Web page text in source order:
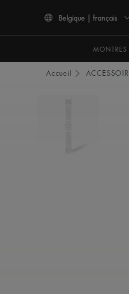
Belgique | français
MONTRES
Accueil